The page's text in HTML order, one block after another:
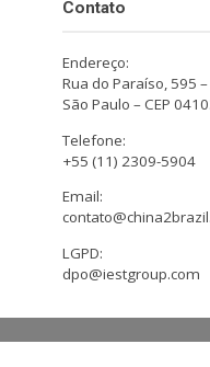
Contato
Endereço:
Rua do Paraíso, 595
São Paulo – CEP
Telefone:
+55 (11) 2309-5904
Email:
LGPD:
dpo@iestgroup.com